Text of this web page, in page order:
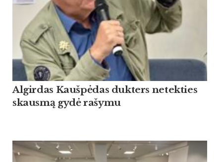
Algirdas Kaušpėdas dukters netekties
skausmą gydė rašymu